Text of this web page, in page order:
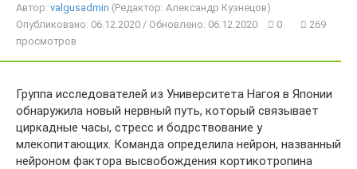
Автор: valgusadmin (Редактор: Александр Кузнецов)
Опубликовано: 06.12.2020 / Обновлено: 06.12.2020
0
269
просмотров
Группа исследователей из Университета Нагоя в Японии
обнаружила новый нервный путь, который связывает
циркадные часы, стресс и бодрствование у
млекопитающих. Команда определила нейрон, названный
нейроном фактора высвобождения кортикотропина